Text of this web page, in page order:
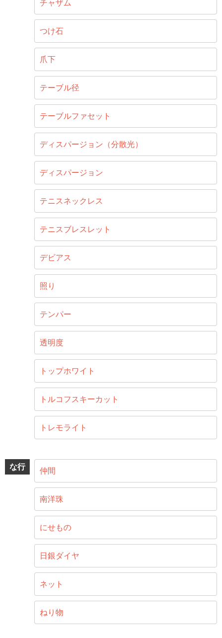
チャザム
つけ石
爪下
テーブル径
テーブルファセット
ディスパージョン（分散光）
ディスパージョン
テニスネックレス
テニスブレスレット
デビアス
照り
テンパー
透明度
トップホワイト
トルコフスキーカット
トレモライト
な行 仲間
南洋珠
にせもの
日銀ダイヤ
ネット
ねり物